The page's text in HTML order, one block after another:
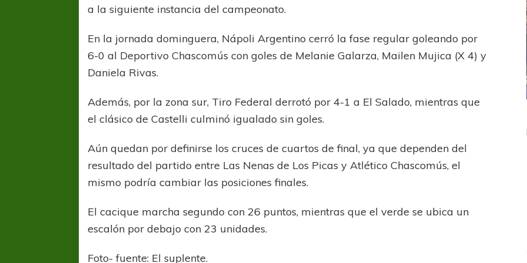
a la siguiente instancia del campeonato.
En la jornada dominguera, Nápoli Argentino cerró la fase regular goleando por
6-0 al Deportivo Chascomús con goles de Melanie Galarza, Mailen Mujica (X 4) y
Daniela Rivas.
Además, por la zona sur, Tiro Federal derrotó por 4-1 a El Salado, mientras que
el clásico de Castelli culminó igualado sin goles.
Aún quedan por definirse los cruces de cuartos de final, ya que dependen del
resultado del partido entre Las Nenas de Los Picas y Atlético Chascomús, el
mismo podría cambiar las posiciones finales.
El cacique marcha segundo con 26 puntos, mientras que el verde se ubica un
escalón por debajo con 23 unidades.
Foto- fuente: El suplente.
COPA SUDAMERICANA TIGRE
A pesar de la derrota Tigre avanzó a
COPA SUDAMERICANA LANÚS